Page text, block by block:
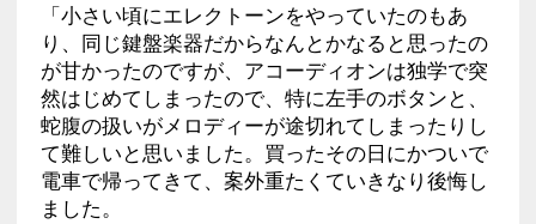
「小さい頃にエレクトーンをやっていたのもあ
り、同じ鍵盤楽器だからなんとかなると思ったの
が甘かったのですが、アコーディオンは独学で突
然はじめてしまったので、特に左手のボタンと、
蛇腹の扱いがメロディーが途切れてしまったりし
て難しいと思いました。買ったその日にかついで
電車で帰ってきて、案外重たくていきなり後悔し
ました。